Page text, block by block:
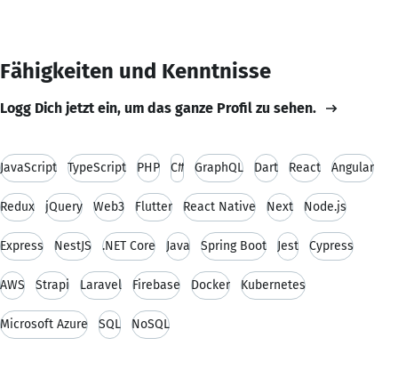
Fähigkeiten und Kenntnisse
Logg Dich jetzt ein, um das ganze Profil zu sehen.
JavaScript TypeScript PHP C# GraphQL Dart React Angular
Redux jQuery Web3 Flutter React Native Next Node.js
Express NestJS .NET Core Java Spring Boot Jest Cypress
AWS Strapi Laravel Firebase Docker Kubernetes
Microsoft Azure SQL NoSQL